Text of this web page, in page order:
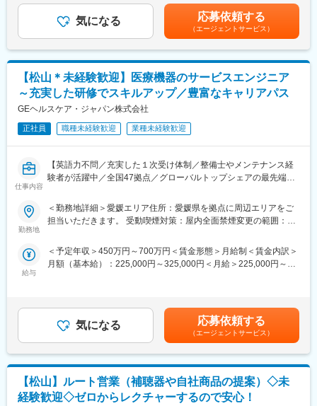
最新のIoT技術に注力しており、これまで人の手でアナログに行わ
れていた薬剤管理を、全自動で管理、調整、計測、分包まで対応
可能にしました。当社の製品やシステムが、24時間止めてはなら
ない医療現場の安心安全や、医療従事者の負担軽減に大きく貢献
しています。
◆高いシェアを持つ製品：
調剤というニッチな分野で、業界トップクラスのシェアを誇る製
品が多数あります。寡占市場だからこそ、競合製品を使っている
顧客からいかにシェアを獲得するか試行錯誤する面白さがありま
す。
担い、将来的にはスマートファクトリーの中核を担っていただき
ます。
・API連携によるデータ収集・統合システム構築
・SQLを用いたデータ処理・データ基盤開発
・設備データ（PLC／IoT）との連携・データ取得基盤構築
・画像処理（OpenCV等）を用いた検査・認識機能の実装
・AI／機械学習モデルを業務システムへ組み込む開発
・業務プロセスの自動化ツール開発
・要件定義～設計～実装～運用までの一気通貫対応
※本ポジションは、分析専任ではなく
「分析結果を現場で動く仕組みに実装する」開発ポジションで
す
■働き方
・週1～2回の在宅勤務可能
・海外出張：なし
・平均残業：10～20時間
つの課に分かれております。
・モノづくり推進課：９名：装置にかかわる制御、IT、加工樹脂
のソフトウェアにかかかわる機能を担う組織。共通技術係、分析
技術係の2つの課に分かれており、今回は共通技術係に配属となり
ます。
があります。月給(月額)は固定手当を含めた表記です。
気になる 応募依頼する
（エージェントサービス）
【松山＊未経験歓迎】医療機器のサービスエンジニア
～充実した研修でスキルアップ／豊富なキャリアパス
GEヘルスケア・ジャパン株式会社
正社員 職種未経験歓迎 業種未経験歓迎
仕事内容
【英語力不問／充実した１次受け体制／整備士やメンテナンス経
験者が活躍中／全国47拠点／グローバルトップシェアの最先端医
■業務内容：
医療画像診断装置（CT,MRI）、超音波診断装置や麻酔器
・医療装置の保守 修理、点検等メンテナンス
・機器導入後の技術支援や購入前後のサポート
い。
■就業環境：年間を通しての残業時間は平均して30～40時間とな
っており、夜間の対応につきましては月1, 2回のペースです。一次
対応はコールセンターが行い、現場での対応が必要な場合のみ、
夜間出勤をします。夜間・休日の出勤はスキルを備えられたこと
が確認できたのちに入ることになりますので、新人の内から対応
を求められることはありません。
勤務地
＜勤務地詳細＞愛媛エリア住所：愛媛県を拠点に周辺エリアをご
担当いただきます。 受動喫煙対策：屋内全面禁煙変更の範囲：会
給与
＜予定年収＞450万円～700万円＜賃金形態＞月給制＜賃金内訳＞
月額（基本給）：225,000円～325,000円＜月給＞225,000円～
までも目安の金額であり、選考を通じて上下する可能性がありま
す。月給(月額)は固定手当を含めた表記です。賃金はあくまでも目
安の金額であり、選考を通じて上下する可能性があります。月給
(月額)は固定手当を含めた表記です。
気になる 応募依頼する
（エージェントサービス）
【松山】ルート営業（補聴器や自社商品の提案）◇未
経験歓迎◇ゼロからレクチャーするので安心！